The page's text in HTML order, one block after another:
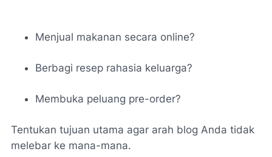
Menjual makanan secara online?
Berbagi resep rahasia keluarga?
Membuka peluang pre-order?
Tentukan tujuan utama agar arah blog Anda tidak
melebar ke mana-mana.